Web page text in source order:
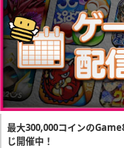
最大300,000コインの
じ開催中！